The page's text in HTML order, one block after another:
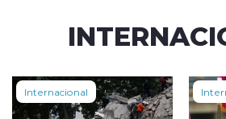
Internacional